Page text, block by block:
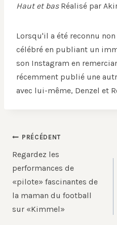
Haut et basRéalisé par
Lorsqu'il a été reconnu
célébré en publiant un
son Instagram en
récemment publié une
avec lui-même, Denzel et
Navigation
de
l’article
PRÉCÉDENT
Regardez les
performances de
«pilote» fascinantes de
la maman du football
sur «Kimmel»